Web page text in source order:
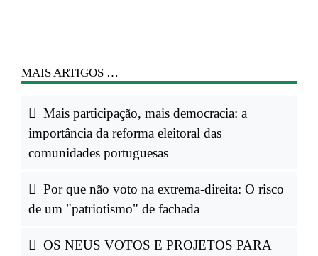
MAIS ARTIGOS …
Mais participação, mais democracia: a
importância da reforma eleitoral das
comunidades portuguesas
Por que não voto na extrema-direita: O risco
de um "patriotismo" de fachada
OS NEUS VOTOS E PROJETOS PARA